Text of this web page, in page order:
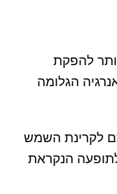
להפקת
הגלומה
לקרינת השמש
הנקראת